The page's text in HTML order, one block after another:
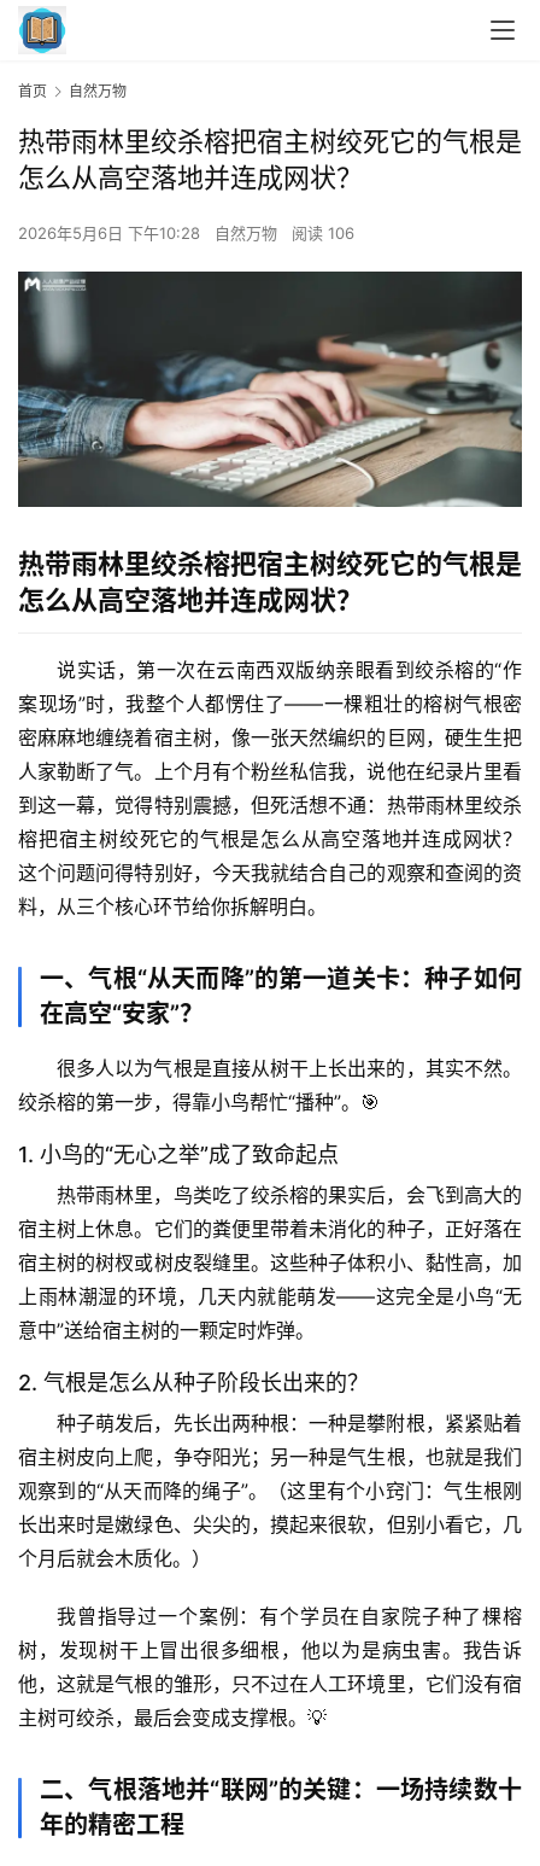
首页 自然万物
热带雨林里绞杀榕把宿主树绞死它的气根是
怎么从高空落地并连成网状？
2026年5月6日 下午10:28 自然万物 阅读 106
热带雨林里绞杀榕把宿主树绞死它的气根是
怎么从高空落地并连成网状？
说实话，第一次在云南西双版纳亲眼看到绞杀榕的“作
案现场”时，我整个人都愣住了——一棵粗壮的榕树气根密
密麻麻地缠绕着宿主树，像一张天然编织的巨网，硬生生把
人家勒断了气。上个月有个粉丝私信我，说他在纪录片里看
到这一幕，觉得特别震撼，但死活想不通： 热带雨林里绞杀
榕把宿主树绞死它的气根是怎么从高空落地并连成网状？
这个问题问得特别好，今天我就结合自己的观察和查阅的资
料，从三个核心环节给你拆解明白。
一、气根“从天而降”的第一道关卡：种子如何
在高空“安家”？
很多人以为气根是直接从树干上长出来的，其实不然。
绞杀榕的第一步，得靠小鸟帮忙“播种”。🎯
1. 小鸟的“无心之举”成了致命起点
热带雨林里，鸟类吃了绞杀榕的果实后，会飞到高大的
宿主树上休息。它们的粪便里带着未消化的种子，正好落在
宿主树的树杈或树皮裂缝里。这些种子体积小、黏性高，加
上雨林潮湿的环境，几天内就能萌发——这完全是小鸟“无
意中”送给宿主树的一颗定时炸弹。
2. 气根是怎么从种子阶段长出来的？
种子萌发后，先长出两种根：一种是攀附根，紧紧贴着
宿主树皮向上爬，争夺阳光；另一种是气生根，也就是我们
观察到的“从天而降的绳子”。（这里有个小窍门：气生根刚
长出来时是嫩绿色、尖尖的，摸起来很软，但别小看它，几
个月后就会木质化。）
我曾指导过一个案例：有个学员在自家院子种了棵榕
树，发现树干上冒出很多细根，他以为是病虫害。我告诉
他，这就是气根的雏形，只不过在人工环境里，它们没有宿
主树可绞杀，最后会变成支撑根。💡
二、气根落地并“联网”的关键：一场持续数十
年的精密工程